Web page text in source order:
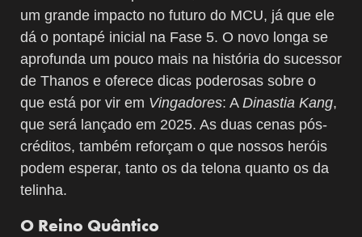
um grande impacto no futuro do MCU, já que ele
dá o pontapé inicial na Fase 5. O novo longa se
aprofunda um pouco mais na história do sucessor
de Thanos e oferece dicas poderosas sobre o
que está por vir em Vingadores: A Dinastia Kang,
que será lançado em 2025. As duas cenas pós-
créditos, também reforçam o que nossos heróis
podem esperar, tanto os da telona quanto os da
telinha.
O Reino Quântico